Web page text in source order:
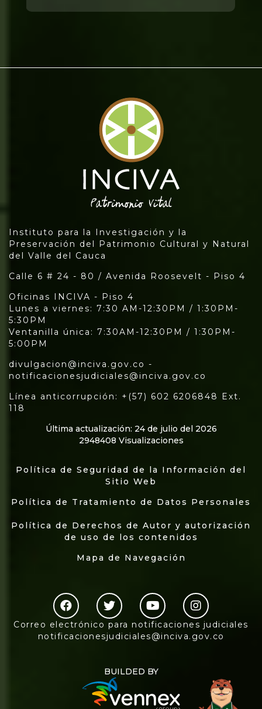
Instituto para la Investigación y la
Preservación del Patrimonio Cultural y Natural
del Valle del Cauca
Calle 6 # 24 - 80 / Avenida Roosevelt - Piso 4
Oficinas INCIVA - Piso 4
Lunes a viernes: 7:30 AM-12:30PM / 1:30PM-
5:30PM
Ventanilla única: 7:30AM-12:30PM / 1:30PM-
5:00PM
divulgacion@inciva.gov.co -
notificacionesjudiciales@inciva.gov.co
Línea anticorrupción: +(57) 602 6206848 Ext.
118
Última actualización: 24 de julio del 2026
2948408 Visualizaciones
Política de Seguridad de la Información del
Sitio Web
Política de Tratamiento de Datos Personales
Política de Derechos de Autor y autorización
de uso de los contenidos
Mapa de Navegación
Correo electrónico para notificaciones judiciales
notificacionesjudiciales@inciva.gov.co
BUILDED BY